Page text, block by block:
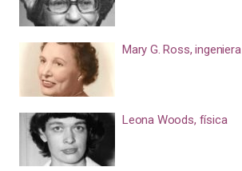
Mary G. Ross, ingeniera
Leona Woods, física